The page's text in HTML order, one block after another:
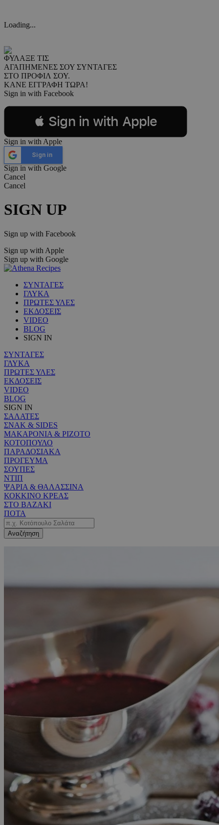
Loading...
ΦΥΛΑΞΕ ΤΙΣ
ΑΓΑΠΗΜΕΝΕΣ ΣΟΥ ΣΥΝΤΑΓΕΣ
ΣΤΟ ΠΡΟΦΙΛ ΣΟΥ.
ΚΑΝΕ ΕΓΓΡΑΦΗ ΤΩΡΑ!
Sign in with Facebook
 Sign in with Apple
Sign in with Apple
Sign in
Sign in with Google
Cancel
Cancel
SIGN UP
Sign up with Facebook
Sign up with Apple
Sign up with Google
ΣΥΝΤΑΓΕΣ
ΓΛΥΚΑ
ΠΡΩΤΕΣ ΥΛΕΣ
ΕΚΔΟΣΕΙΣ
VIDEO
BLOG
SIGN IN
ΣΥΝΤΑΓΕΣ
ΓΛΥΚΑ
ΠΡΩΤΕΣ ΥΛΕΣ
ΕΚΔΟΣΕΙΣ
VIDEO
BLOG
SIGN IN
ΣΑΛΑΤΕΣ
ΣΝΑΚ & SIDES
ΜΑΚΑΡΟΝΙΑ & ΡΙΖΟΤΟ
ΚΟΤΟΠΟΥΛΟ
ΠΑΡΑΔΟΣΙΑΚΑ
ΠΡΟΓΕΥΜΑ
ΣΟΥΠΕΣ
ΝΤΙΠ
ΨΑΡΙΑ & ΘΑΛΑΣΣΙΝΑ
ΚΟΚΚΙΝΟ ΚΡΕΑΣ
ΣΤΟ ΒΑΖΑΚΙ
ΠΟΤΑ
Αναζήτηση